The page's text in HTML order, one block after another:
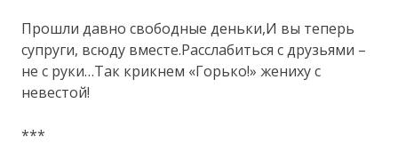
Прошли давно свободные деньки,И вы теперь
супруги, всюду вместе.Расслабиться с друзьями –
не с руки…Так крикнем «Горько!» жениху с
невестой!
***